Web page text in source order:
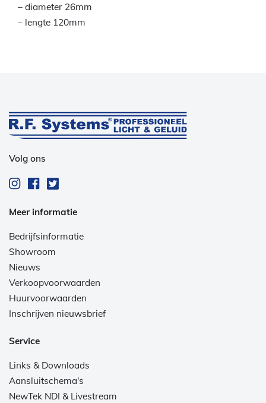
– diameter 26mm
– lengte 120mm
Volg ons
Meer informatie
Bedrijfsinformatie
Showroom
Nieuws
Verkoopvoorwaarden
Huurvoorwaarden
Inschrijven nieuwsbrief
Service
Links & Downloads
Aansluitschema's
NewTek NDI & Livestream